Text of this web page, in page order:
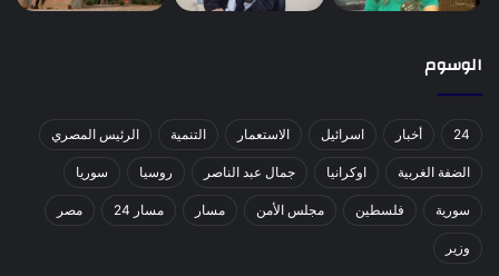
الوسوم
24 أخبار اسرائيل الاستعمار التنمية الرئيس المصري
الضفة الغربية اوكرانيا جمال عبد الناصر روسيا سوريا
سورية فلسطين مجلس الأمن مسار مسار 24 مصر
وزير